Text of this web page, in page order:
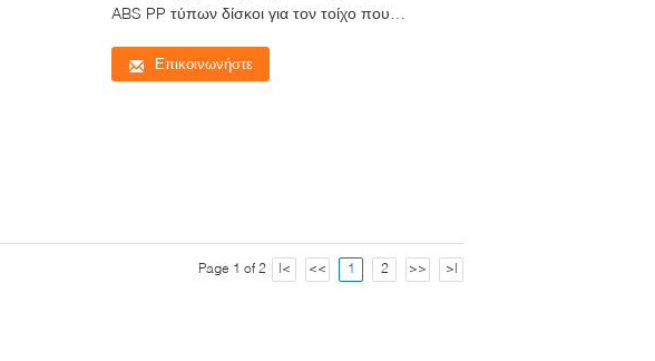
ABS PP τύπων δίσκοι για τον τοίχο που
Επικοινωνήστε
Page 1 of 2 |< << 1 2 >> >|